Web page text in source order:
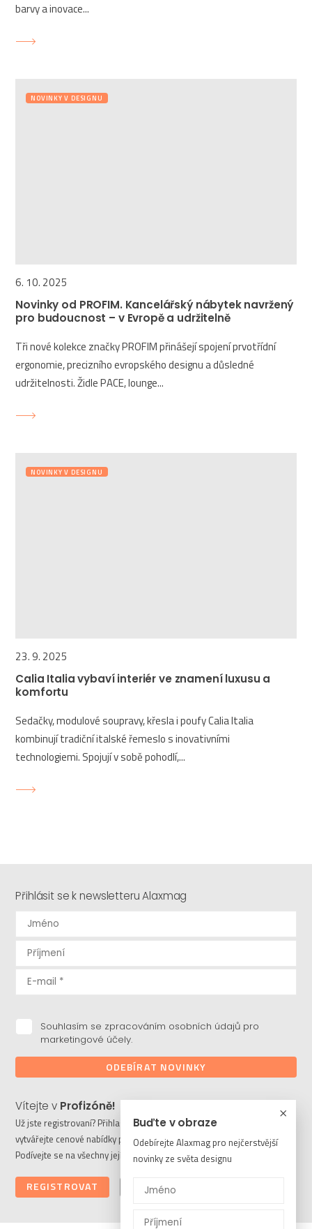
barvy a inovace...
NOVINKY V DESIGNU
6. 10. 2025
Novinky od PROFIM. Kancelářský nábytek navržený
pro budoucnost – v Evropě a udržitelně
Tři nové kolekce značky PROFIM přinášejí spojení prvotřídní
ergonomie, precizního evropského designu a důsledné
udržitelnosti. Židle PACE, lounge...
NOVINKY V DESIGNU
23. 9. 2025
Calia Italia vybaví interiér ve znamení luxusu a
komfortu
Sedačky, modulové soupravy, křesla i poufy Calia Italia
kombinují tradiční italské řemeslo s inovativními
technologiemi. Spojují v sobě pohodlí,...
Buďte v obraze
Odebírejte Alaxmag pro nejčerstvější
novinky ze světa designu
Přihlásit se k newsletteru Alaxmag
Souhlasím se zpracováním osobních údajů pro
marketingové účely.
ODEBÍRAT NOVINKY
Vítejte v Profizóně!
Už jste registrovaní? Přihlaste se a stahujte potřebné soubory či
vytvářejte cenové nabídky pro vaše klienty. Ještě nejste členem?
Podívejte se na všechny její výhody a registrujte se ještě dnes.
REGISTROVAT PŘIHLÁSIT